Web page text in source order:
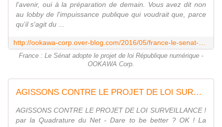
l'avenir, oui à la préparation de demain. Vous avez dit non
au lobby de l'impuissance publique qui voudrait que, parce
qu'il s'agit du ...
France : Le Sénat adopte le projet de loi République numérique -
OOKAWA Corp.
AGISSONS CONTRE LE PROJET DE LOI SURVEILLANCE ! par la Quadrature du Net - Dare to be better ? OK ! - OOKAWA Corp.
AGISSONS CONTRE LE PROJET DE LOI SURVEILLANCE !
par la Quadrature du Net - Dare to be better ? OK ! La